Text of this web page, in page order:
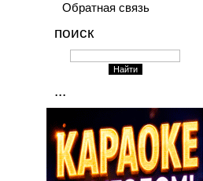
Обратная связь
поиск
...